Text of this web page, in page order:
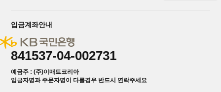
입금계좌안내
841537-04-002731
예금주 : (주)이매트코리아
입금자명과 주문자명이 다를경우 반드시 연락주세요